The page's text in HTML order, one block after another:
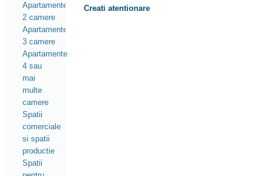
Apartamente
2 camere
Apartamente
3 camere
Apartamente
4 sau
mai
multe
camere
Spatii
comerciale
si spatii
productie
Spatii